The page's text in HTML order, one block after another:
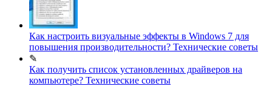
Как настроить визуальные эффекты в Windows 7 для
повышения производительности? Технические советы
✎
Как получить список установленных драйверов на
компьютере? Технические советы